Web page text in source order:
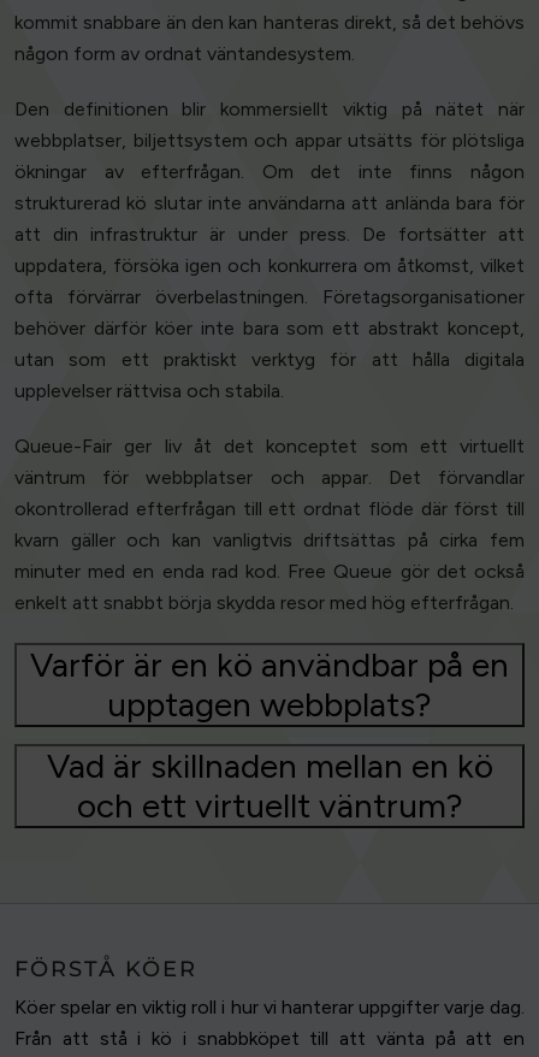
kommit snabbare än den kan hanteras direkt, så det behövs
någon form av ordnat väntandesystem.
Den definitionen blir kommersiellt viktig på nätet när
webbplatser, biljettsystem och appar utsätts för plötsliga
ökningar av efterfrågan. Om det inte finns någon
strukturerad kö slutar inte användarna att anlända bara för
att din infrastruktur är under press. De fortsätter att
uppdatera, försöka igen och konkurrera om åtkomst, vilket
ofta förvärrar överbelastningen. Företagsorganisationer
behöver därför köer inte bara som ett abstrakt koncept,
utan som ett praktiskt verktyg för att hålla digitala
upplevelser rättvisa och stabila.
Queue-Fair ger liv åt det konceptet som ett virtuellt
väntrum för webbplatser och appar. Det förvandlar
okontrollerad efterfrågan till ett ordnat flöde där först till
kvarn gäller och kan vanligtvis driftsättas på cirka fem
minuter med en enda rad kod. Free Queue gör det också
enkelt att snabbt börja skydda resor med hög efterfrågan.
Varför är en kö användbar på en
upptagen webbplats?
Vad är skillnaden mellan en kö
och ett virtuellt väntrum?
FÖRSTÅ KÖER
Köer spelar en viktig roll i hur vi hanterar uppgifter varje dag.
Från att stå i kö i snabbköpet till att vänta på att en